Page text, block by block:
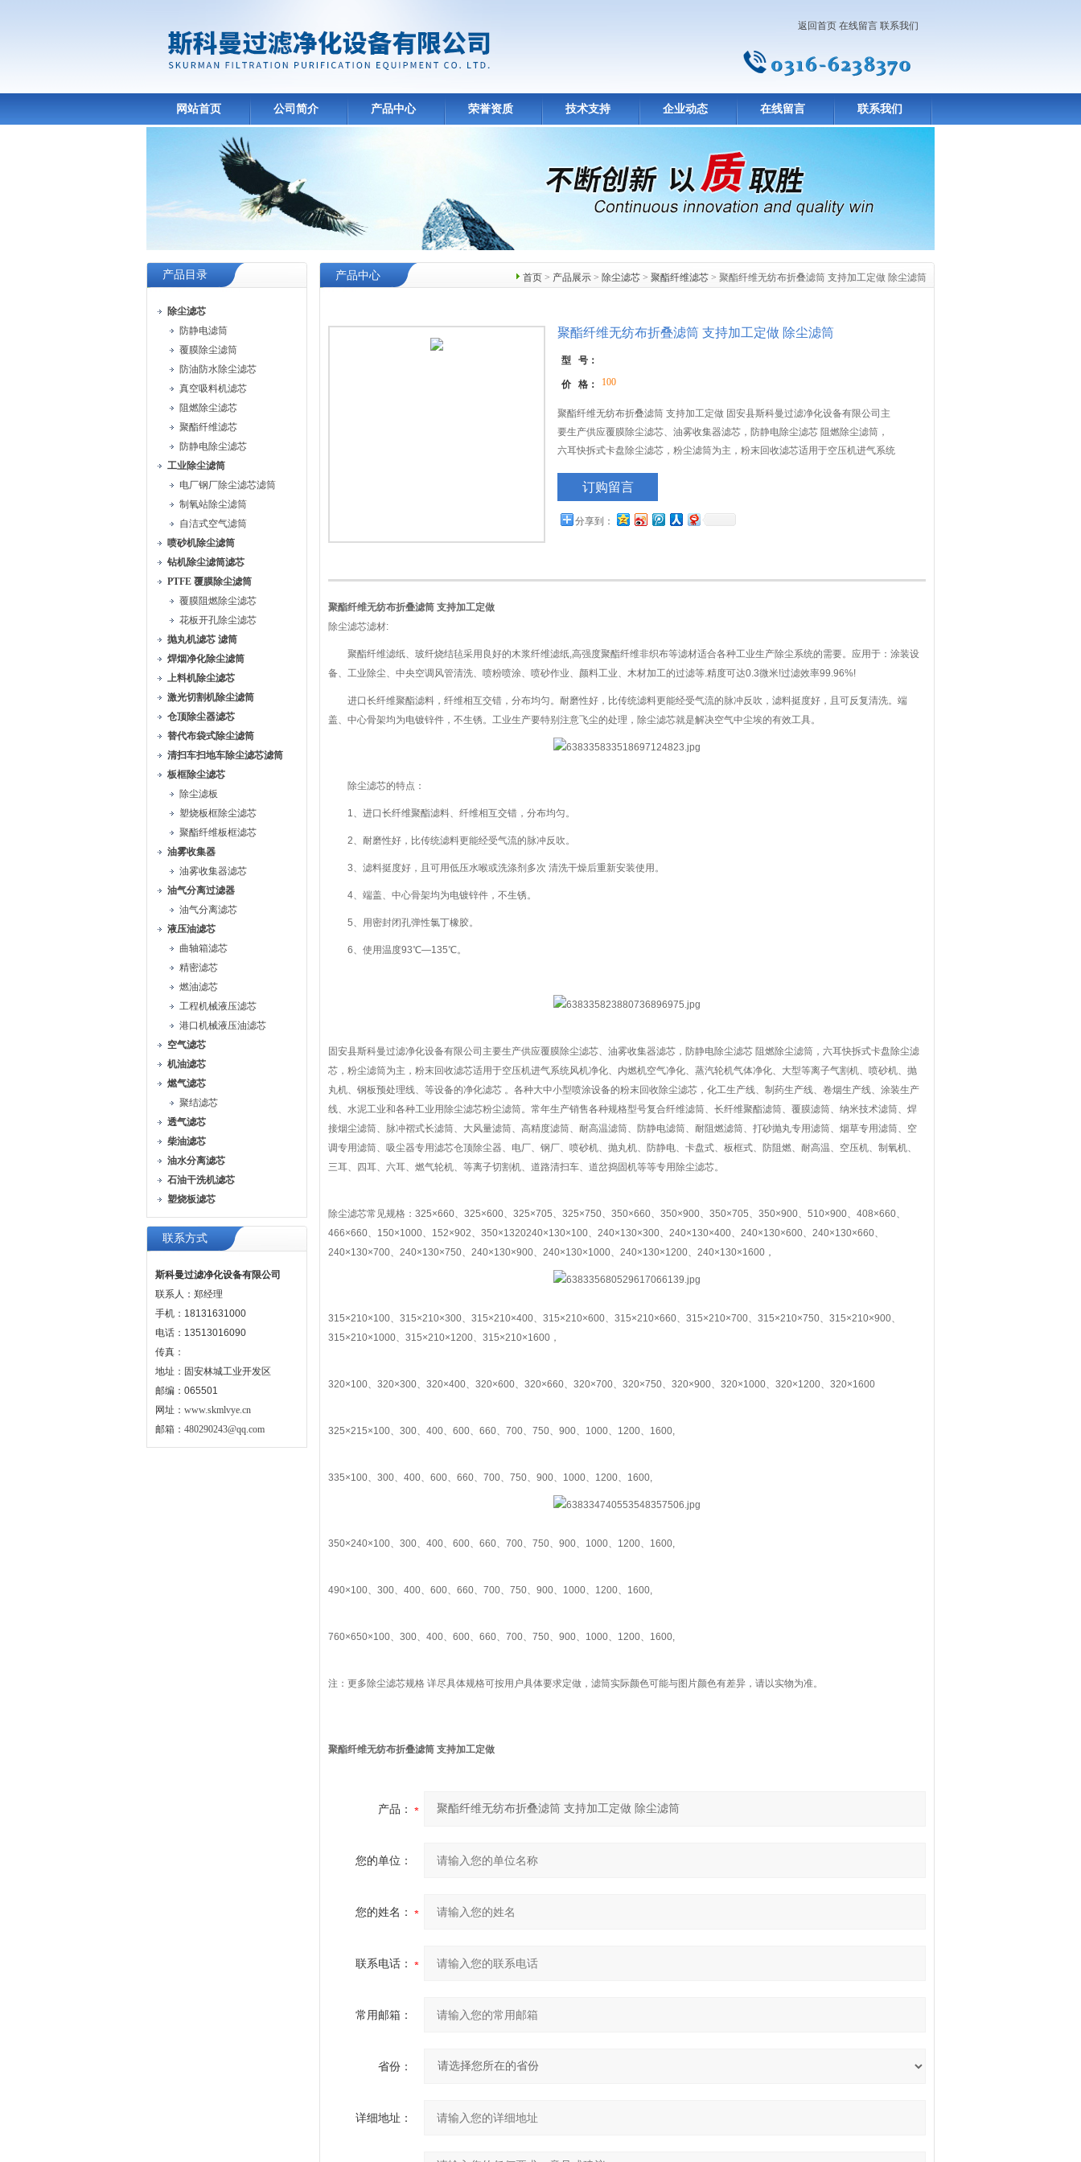
返回首页 在线留言 联系我们
网站首页 公司简介 产品中心 荣誉资质 技术支持 企业动态 在线留言 联系我们
产品目录
除尘滤芯
防静电滤筒
覆膜除尘滤筒
防油防水除尘滤芯
真空吸料机滤芯
阻燃除尘滤芯
聚酯纤维滤芯
防静电除尘滤芯
工业除尘滤筒
电厂钢厂除尘滤芯滤筒
制氧站除尘滤筒
自洁式空气滤筒
喷砂机除尘滤筒
钻机除尘滤筒滤芯
PTFE 覆膜除尘滤筒
覆膜阻燃除尘滤芯
花板开孔除尘滤芯
抛丸机滤芯 滤筒
焊烟净化除尘滤筒
上料机除尘滤芯
激光切割机除尘滤筒
仓顶除尘器滤芯
替代布袋式除尘滤筒
清扫车扫地车除尘滤芯滤筒
板框除尘滤芯
除尘滤板
塑烧板框除尘滤芯
聚酯纤维板框滤芯
油雾收集器
油雾收集器滤芯
油气分离过滤器
油气分离滤芯
液压油滤芯
曲轴箱滤芯
精密滤芯
燃油滤芯
工程机械液压滤芯
港口机械液压油滤芯
空气滤芯
机油滤芯
燃气滤芯
聚结滤芯
透气滤芯
柴油滤芯
油水分离滤芯
石油干洗机滤芯
塑烧板滤芯
联系方式
斯科曼过滤净化设备有限公司
联系人：郑经理
手机：18131631000
电话：13513016090
传真：
地址：固安林城工业开发区
邮编：065501
网址： www.skmlvye.cn
邮箱： 480290243@qq.com
首页 > 产品展示 > 除尘滤芯 > 聚酯纤维滤芯 > 聚酯纤维无纺布折叠滤筒 支持加工定做 除尘滤筒
产品中心
聚酯纤维无纺布折叠滤筒 支持加工定做 除尘滤筒
型 号：
价 格： 100
聚酯纤维无纺布折叠滤筒 支持加工定做 固安县斯科曼过滤净化设备有限公司主
要生产供应覆膜除尘滤芯、油雾收集器滤芯，防静电除尘滤芯 阻燃除尘滤筒，
六耳快拆式卡盘除尘滤芯，粉尘滤筒为主，粉末回收滤芯适用于空压机进气系统
抛丸机、钢板预处理线、等设备的净化滤芯
订购留言
分享到：
聚酯纤维无纺布折叠滤筒 支持加工定做
除尘滤芯滤材:
聚酯纤维滤纸、玻纤烧结毡采用良好的木浆纤维滤纸,高强度聚酯纤维非织布等滤材适合各种工业生产除尘系统的需要。应用于：涂装设
备、工业除尘、中央空调风管清洗、喷粉喷涂、喷砂作业、颜料工业、木材加工的过滤等.精度可达0.3微米!过滤效率99.96%!
进口长纤维聚酯滤料，纤维相互交错，分布均匀。耐磨性好，比传统滤料更能经受气流的脉冲反吹，滤料挺度好，且可反复清洗。端
盖、中心骨架均为电镀锌件，不生锈。工业生产要特别注意飞尘的处理，除尘滤芯就是解决空气中尘埃的有效工具。
除尘滤芯的特点：
1、进口长纤维聚酯滤料、纤维相互交错，分布均匀。
2、耐磨性好，比传统滤料更能经受气流的脉冲反吹。
3、滤料挺度好，且可用低压水喉或洗涤剂多次 清洗干燥后重新安装使用。
4、端盖、中心骨架均为电镀锌件，不生锈。
5、用密封闭孔弹性氯丁橡胶。
6、使用温度93℃—135℃。
固安县斯科曼过滤净化设备有限公司主要生产供应覆膜除尘滤芯、油雾收集器滤芯，防静电除尘滤芯 阻燃除尘滤筒，六耳快拆式卡盘除尘滤
芯，粉尘滤筒为主，粉末回收滤芯适用于空压机进气系统风机净化、内燃机空气净化、蒸汽轮机气体净化、大型等离子气割机、喷砂机、抛
丸机、钢板预处理线、等设备的净化滤芯 。各种大中小型喷涂设备的粉末回收除尘滤芯，化工生产线、制药生产线、卷烟生产线、涂装生产
线、水泥工业和各种工业用除尘滤芯粉尘滤筒。常年生产销售各种规格型号复合纤维滤筒、长纤维聚酯滤筒、覆膜滤筒、纳米技术滤筒、焊
接烟尘滤筒、脉冲褶式长滤筒、大风量滤筒、高精度滤筒、耐高温滤筒、防静电滤筒、耐阻燃滤筒、打砂抛丸专用滤筒、烟草专用滤筒、空
调专用滤筒、吸尘器专用滤芯仓顶除尘器、电厂、钢厂、喷砂机、抛丸机、防静电、卡盘式、板框式、防阻燃、耐高温、空压机、制氧机、
三耳、四耳、六耳、燃气轮机、等离子切割机、道路清扫车、道岔捣固机等等专用除尘滤芯。
除尘滤芯常见规格：325×660、325×600、325×705、325×750、350×660、350×900、350×705、350×900、510×900、408×660、
466×660、150×1000、152×902、350×1320240×130×100、240×130×300、240×130×400、240×130×600、240×130×660、
240×130×700、240×130×750、240×130×900、240×130×1000、240×130×1200、240×130×1600，
315×210×100、315×210×300、315×210×400、315×210×600、315×210×660、315×210×700、315×210×750、315×210×900、
315×210×1000、315×210×1200、315×210×1600，
320×100、320×300、320×400、320×600、320×660、320×700、320×750、320×900、320×1000、320×1200、320×1600
325×215×100、300、400、600、660、700、750、900、1000、1200、1600,
335×100、300、400、600、660、700、750、900、1000、1200、1600,
350×240×100、300、400、600、660、700、750、900、1000、1200、1600,
490×100、300、400、600、660、700、750、900、1000、1200、1600,
760×650×100、300、400、600、660、700、750、900、1000、1200、1600,
注：更多除尘滤芯规格 详尽具体规格可按用户具体要求定做，滤筒实际颜色可能与图片颜色有差异，请以实物为准。
聚酯纤维无纺布折叠滤筒 支持加工定做
产品：
您的单位：
您的姓名：
联系电话：
常用邮箱：
省份：
详细地址：